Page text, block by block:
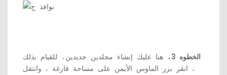
الخطوه 3.
هنا عليك إنشاء مجلدين جديدين. للقيام بذلك
، انقر بزر الماوس الأيمن على مساحة فارغة ، وانتقل